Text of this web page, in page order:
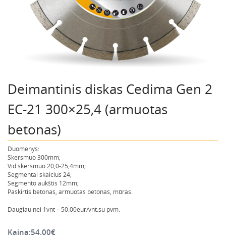
Deimantinis diskas Cedima Gen 2
EC-21 300×25,4 (armuotas
betonas)
Duomenys:
Skersmuo 300mm;
Vid.skersmuo 20,0-25,4mm;
Segmentai skaičius 24;
Segmento aukštis 12mm;
Paskirtis betonas, armuotas betonas, mūras.
Daugiau nei 1vnt – 50.00eur/vnt.su pvm.
Kaina:54.00€